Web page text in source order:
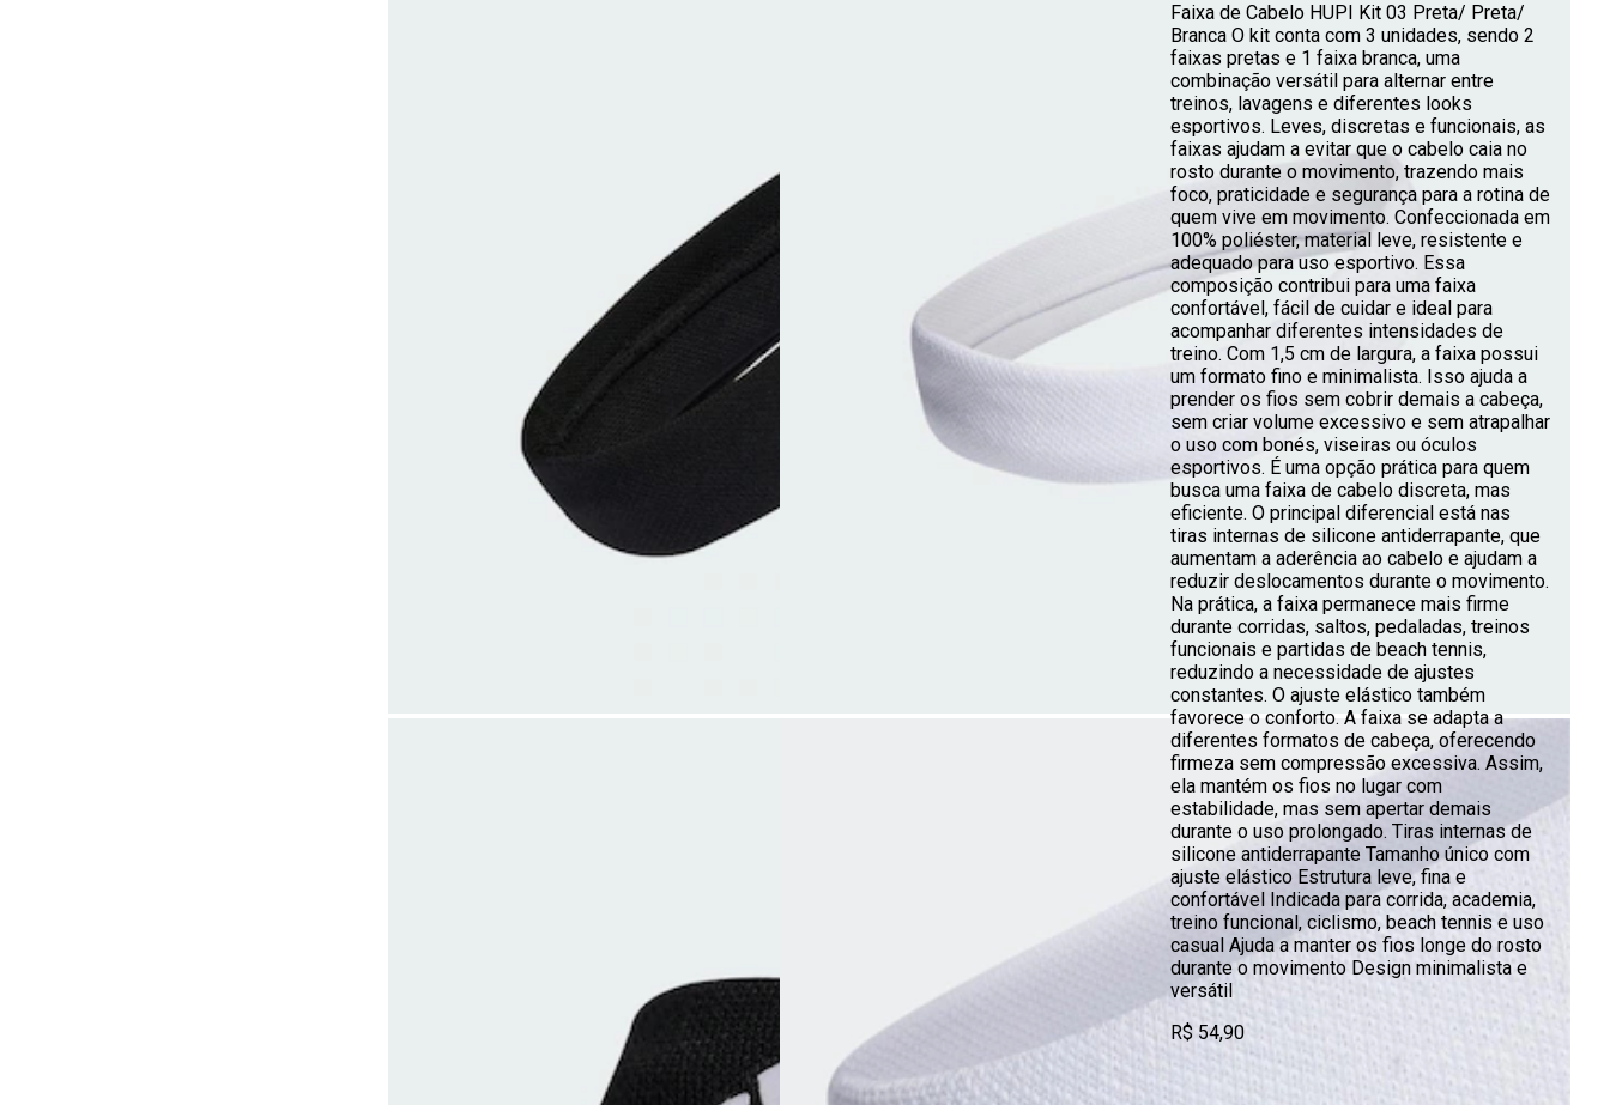
Faixa de Cabelo HUPI Kit 03 Preta/ Preta/
Branca O kit conta com 3 unidades, sendo 2
faixas pretas e 1 faixa branca, uma
combinação versátil para alternar entre
treinos, lavagens e diferentes looks
esportivos. Leves, discretas e funcionais, as
faixas ajudam a evitar que o cabelo caia no
rosto durante o movimento, trazendo mais
foco, praticidade e segurança para a rotina de
quem vive em movimento. Confeccionada em
100% poliéster, material leve, resistente e
adequado para uso esportivo. Essa
composição contribui para uma faixa
confortável, fácil de cuidar e ideal para
acompanhar diferentes intensidades de
treino. Com 1,5 cm de largura, a faixa possui
um formato fino e minimalista. Isso ajuda a
prender os fios sem cobrir demais a cabeça,
sem criar volume excessivo e sem atrapalhar
o uso com bonés, viseiras ou óculos
esportivos. É uma opção prática para quem
busca uma faixa de cabelo discreta, mas
eficiente. O principal diferencial está nas
tiras internas de silicone antiderrapante, que
aumentam a aderência ao cabelo e ajudam a
reduzir deslocamentos durante o movimento.
Na prática, a faixa permanece mais firme
durante corridas, saltos, pedaladas, treinos
funcionais e partidas de beach tennis,
reduzindo a necessidade de ajustes
constantes. O ajuste elástico também
favorece o conforto. A faixa se adapta a
diferentes formatos de cabeça, oferecendo
firmeza sem compressão excessiva. Assim,
ela mantém os fios no lugar com
estabilidade, mas sem apertar demais
durante o uso prolongado. Tiras internas de
silicone antiderrapante Tamanho único com
ajuste elástico Estrutura leve, fina e
confortável Indicada para corrida, academia,
treino funcional, ciclismo, beach tennis e uso
casual Ajuda a manter os fios longe do rosto
durante o movimento Design minimalista e
versátil
R$ 54,90